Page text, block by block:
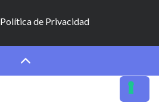
Política de Privacidad